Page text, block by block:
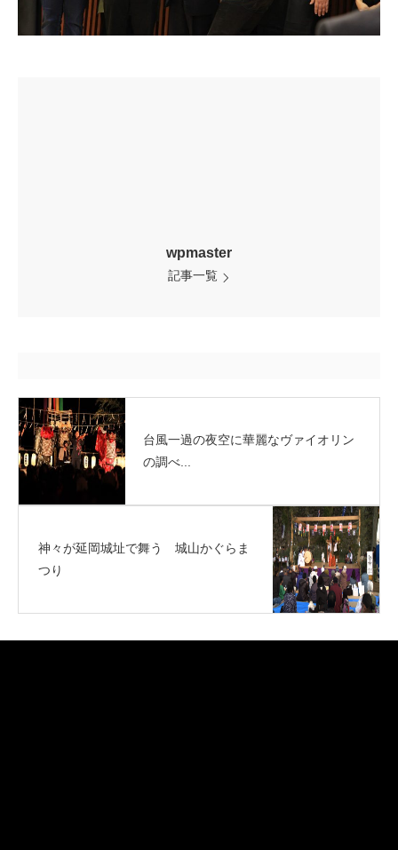
wpmaster
記事一覧
台風一過の夜空に華麗なヴァイオリン
の調べ...
神々が延岡城址で舞う 城山かぐらま
つり